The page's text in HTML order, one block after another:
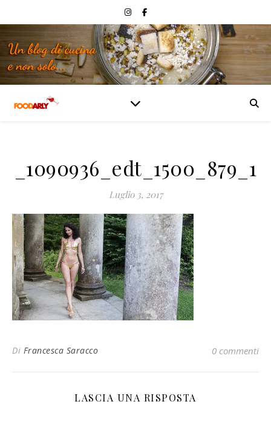
_1090936_edt_1500_879_1
Luglio 3, 2017
Di Francesca Saracco 0 commenti
LASCIA UNA RISPOSTA